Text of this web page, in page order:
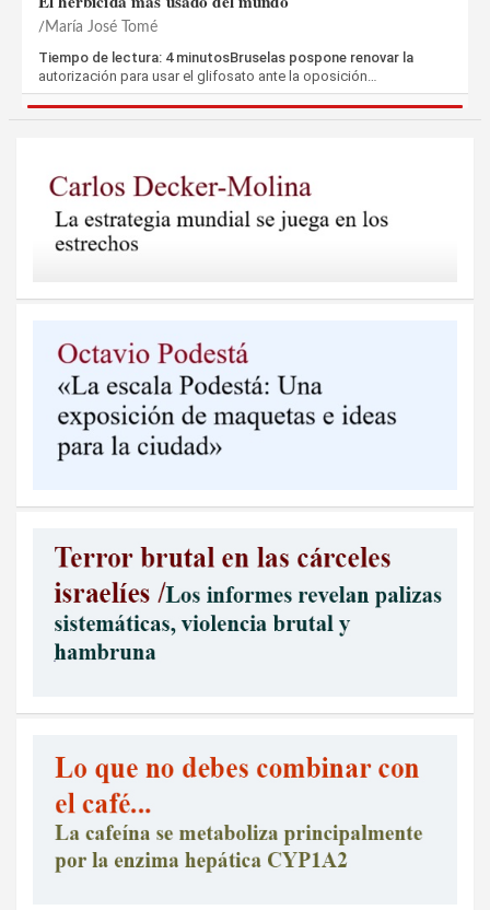
María José Tomé
Tiempo de lectura: 4 minutosBruselas pospone renovar la
autorización para usar el glifosato ante la oposición…